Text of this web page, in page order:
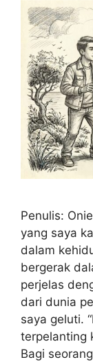
Penulis:
yang saya
dalam
bergerak
perjelas
dari dunia
saya geluti.
terpelanting
Bagi